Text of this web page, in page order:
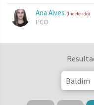
Ana Alves (Indeferido)
PCO